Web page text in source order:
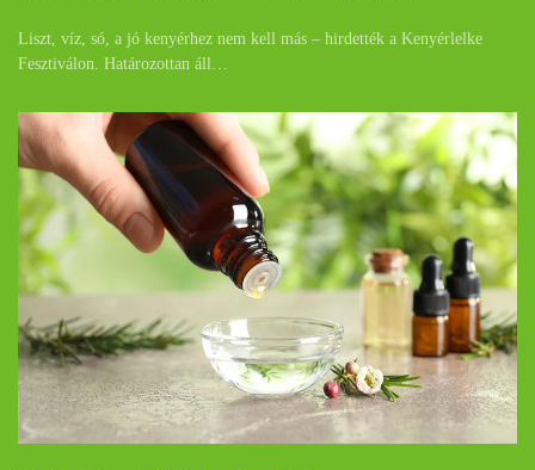
Liszt, víz, só, a jó kenyérhez nem kell más – hirdették a Kenyérlelke
Fesztiválon. Határozottan áll…